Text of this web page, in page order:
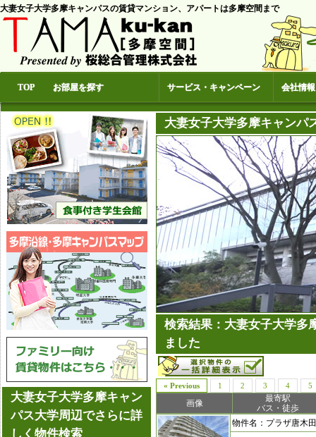
大妻女子大学多摩キャンパスの賃貸マンション、アパートは多摩空間まで
TOP お部屋を探す サービス・キャンペーン 会社情報
大妻女子大学多摩キャンパ
検索結果：大妻女子大学多
ました
« Previous 1 2 3 4 5
画像
最寄駅
バス・徒歩
物件名：プラザ唐木
大妻女子大学多摩キャン
パス大学周辺でさらに詳
しく物件検索